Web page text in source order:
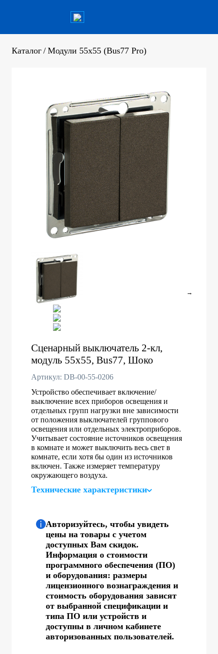
Каталог / Модули 55x55 (Bus77 Pro)
→
Сценарный выключатель 2-кл,
модуль 55х55, Bus77, Шоко
Артикул: DB-00-55-0206
Устройство обеспечивает включение/
выключение всех приборов освещения и
отдельных групп нагрузки вне зависимости
от положения выключателей группового
освещения или отдельных электроприборов.
Учитывает состояние источников освещения
в комнате и может выключить весь свет в
комнате, если хотя бы один из источников
включен. Также измеряет температуру
окружающего воздуха.
Технические характеристики
Авторизуйтесь, чтобы увидеть
цены на товары с учетом
доступных Вам скидок.
Информация о стоимости
программного обеспечения (ПО)
и оборудования: размеры
лицензионного вознаграждения и
стоимость оборудования зависят
от выбранной спецификации и
типа ПО или устройств и
доступны в личном кабинете
авторизованных пользователей.